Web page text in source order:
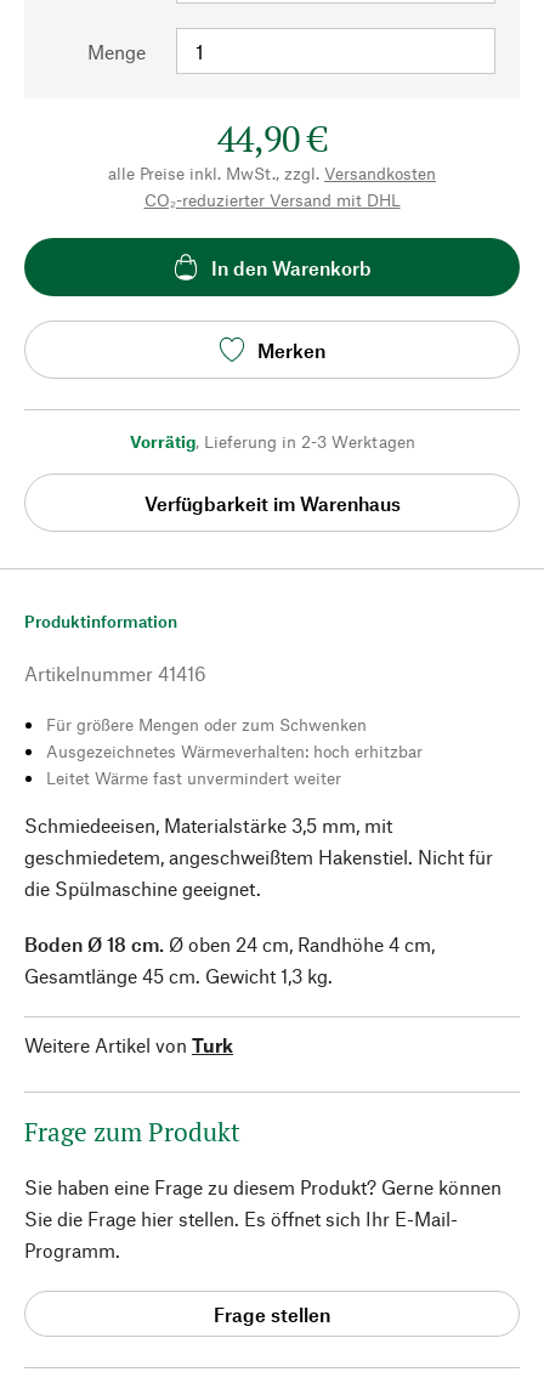
Menge
44,90 €
alle Preise inkl. MwSt., zzgl. Versandkosten
CO₂-reduzierter Versand mit DHL
In den Warenkorb
Merken
Vorrätig, Lieferung in 2-3 Werktagen
Verfügbarkeit im Warenhaus
Produktinformation
Artikelnummer 41416
Für größere Mengen oder zum Schwenken
Ausgezeichnetes Wärmeverhalten: hoch erhitzbar
Leitet Wärme fast unvermindert weiter
Schmiedeeisen, Materialstärke 3,5 mm, mit
geschmiedetem, angeschweißtem Hakenstiel. Nicht für
die Spülmaschine geeignet.
Boden Ø 18 cm. Ø oben 24 cm, Randhöhe 4 cm,
Gesamtlänge 45 cm. Gewicht 1,3 kg.
Weitere Artikel von Turk
Frage zum Produkt
Sie haben eine Frage zu diesem Produkt? Gerne können
Sie die Frage hier stellen. Es öffnet sich Ihr E-Mail-
Programm.
Frage stellen